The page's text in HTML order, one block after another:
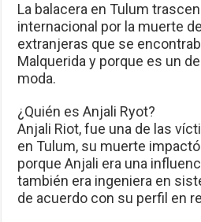
La balacera en Tulum
internacional por la muerte
extranjeras que se
Malquerida y porque es un
moda.
¿Quién es Anjali Ryot?
Anjali Riot, fue una de las
en Tulum, su muerte
porque Anjali era una
también era ingeniera en
de acuerdo con su perfil en